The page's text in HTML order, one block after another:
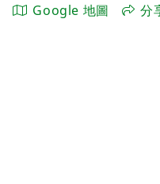
Google 地圖 分